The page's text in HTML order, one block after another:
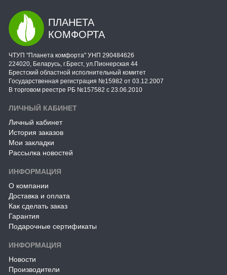
ПЛАНЕТА
КОМФОРТА
ЧТУП "Планета комфорта" УНП 290484626
224020, Беларусь, г.Брест, ул.Пионерская 44
Брестский областной исполнительный комитет
Государственная регистрация №15982 от 03.12.2007
В торговом реестре РБ №157582 с 23.06.2010
ЛИЧНЫЙ КАБИНЕТ
Личный кабинет
История заказов
Мои закладки
Рассылка новостей
ИНФОРМАЦИЯ
О компании
Доставка и оплата
Как сделать заказ
Гарантия
Подарочные сертификаты
ИНФОРМАЦИЯ
Новости
Производители